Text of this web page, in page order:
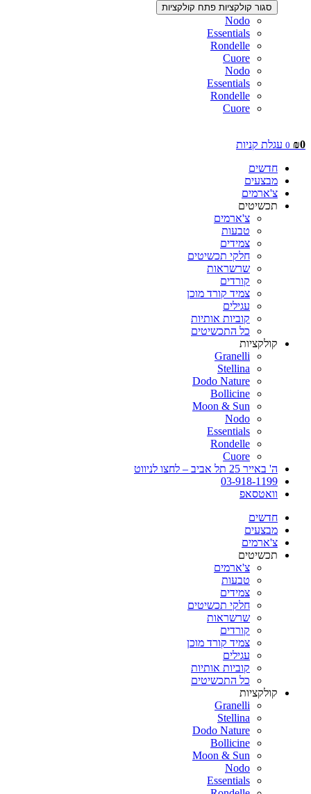
סגור קולקציות פתח קולקציות
Nodo
Essentials
Rondelle
Cuore
Nodo
Essentials
Rondelle
Cuore
₪0
0 עגלת קניות
חדשים
מבצעים
צ'ארמים
תכשיטים
צ'ארמים
טבעות
צמידים
חלקי תכשיטים
שרשראות
קורדים
צמיד קורד מוכן
עגילים
קוביות אותיות
כל התכשיטים
קולקציות
Granelli
Stellina
Dodo Nature
Bollicine
Moon & Sun
Nodo
Essentials
Rondelle
Cuore
ה' באייר 25 תל אביב – לחצו לניווט
03-918-1199
וואטסאפ
חדשים
מבצעים
צ'ארמים
תכשיטים
צ'ארמים
טבעות
צמידים
חלקי תכשיטים
שרשראות
קורדים
צמיד קורד מוכן
עגילים
קוביות אותיות
כל התכשיטים
קולקציות
Granelli
Stellina
Dodo Nature
Bollicine
Moon & Sun
Nodo
Essentials